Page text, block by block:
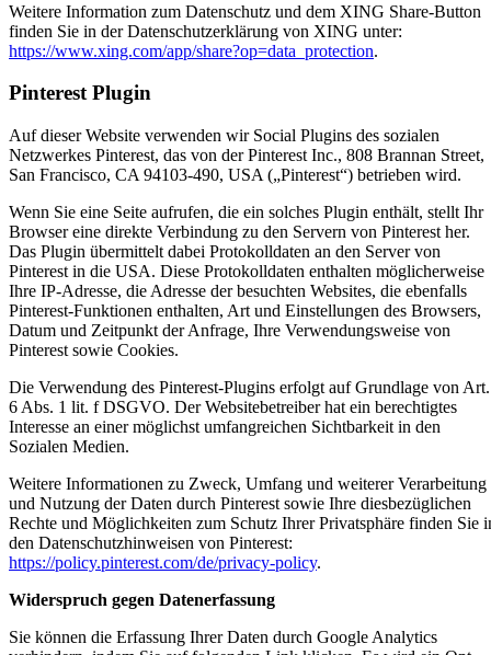
Weitere Information zum Datenschutz und dem XING Share-Button
finden Sie in der Datenschutzerklärung von XING unter:
https://www.xing.com/app/share?op=data_protection.
Pinterest Plugin
Auf dieser Website verwenden wir Social Plugins des sozialen
Netzwerkes Pinterest, das von der Pinterest Inc., 808 Brannan Street,
San Francisco, CA 94103-490, USA („Pinterest“) betrieben wird.
Wenn Sie eine Seite aufrufen, die ein solches Plugin enthält, stellt Ihr
Browser eine direkte Verbindung zu den Servern von Pinterest her.
Das Plugin übermittelt dabei Protokolldaten an den Server von
Pinterest in die USA. Diese Protokolldaten enthalten möglicherweise
Ihre IP-Adresse, die Adresse der besuchten Websites, die ebenfalls
Pinterest-Funktionen enthalten, Art und Einstellungen des Browsers,
Datum und Zeitpunkt der Anfrage, Ihre Verwendungsweise von
Pinterest sowie Cookies.
Die Verwendung des Pinterest-Plugins erfolgt auf Grundlage von Art.
6 Abs. 1 lit. f DSGVO. Der Websitebetreiber hat ein berechtigtes
Interesse an einer möglichst umfangreichen Sichtbarkeit in den
Sozialen Medien.
Weitere Informationen zu Zweck, Umfang und weiterer Verarbeitung
und Nutzung der Daten durch Pinterest sowie Ihre diesbezüglichen
Rechte und Möglichkeiten zum Schutz Ihrer Privatsphäre finden Sie
den Datenschutzhinweisen von Pinterest:
https://policy.pinterest.com/de/privacy-policy.
Widerspruch gegen Datenerfassung
Sie können die Erfassung Ihrer Daten durch Google Analytics